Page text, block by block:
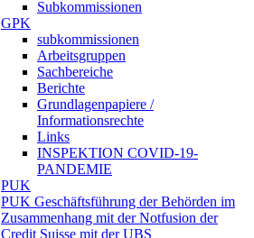
Subkommissionen
GPK
subkommissionen
Arbeitsgruppen
Sachbereiche
Berichte
Grundlagenpapiere /
Informationsrechte
Links
INSPEKTION COVID-19-
PANDEMIE
PUK
PUK Geschäftsführung der Behörden im
Zusammenhang mit der Notfusion der
Credit Suisse mit der UBS